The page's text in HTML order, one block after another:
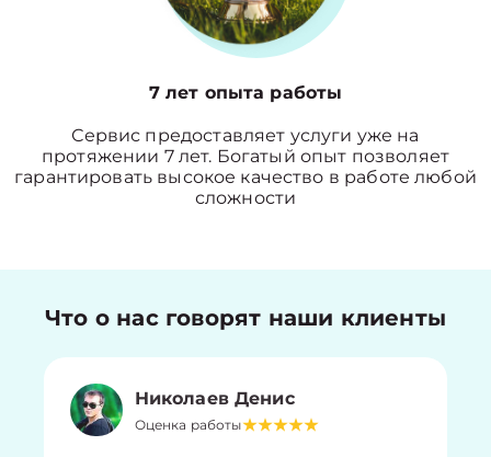
7 лет опыта работы
Сервис предоставляет услуги уже на
протяжении 7 лет. Богатый опыт позволяет
гарантировать высокое качество в работе любой
сложности
Что о нас говорят наши клиенты
Николаев Денис
Оценка работы